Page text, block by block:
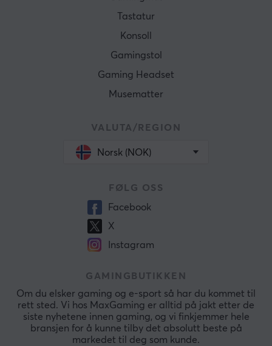
Tastatur
Konsoll
Gamingstol
Gaming Headset
Musematter
VALUTA/REGION
Norsk (NOK)
FØLG OSS
Facebook
X
Instagram
GAMINGBUTIKKEN
Om du elsker gaming og e-sport så har du kommet til
rett sted. Vi hos MaxGaming er alltid på jakt etter de
siste nyhetene innen gaming, og vi finkjemmer hele
bransjen for å kunne tilby det absolutt beste på
markedet til deg som kunde.